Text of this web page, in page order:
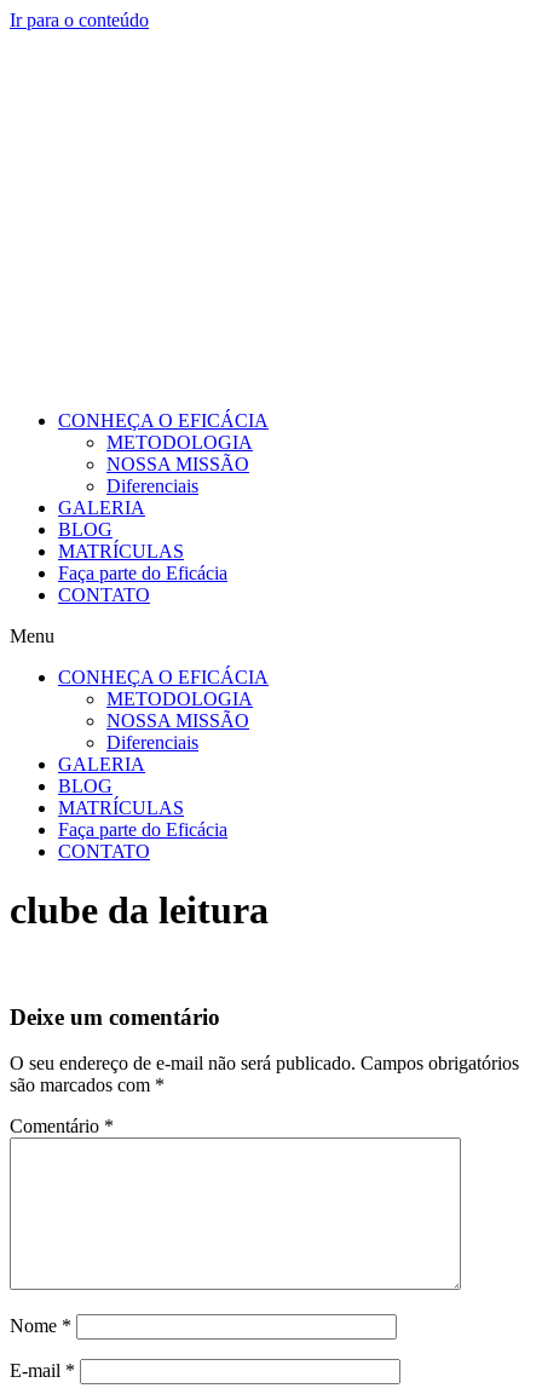
Ir para o conteúdo
CONHEÇA O EFICÁCIA
METODOLOGIA
NOSSA MISSÃO
Diferenciais
GALERIA
BLOG
MATRÍCULAS
Faça parte do Eficácia
CONTATO
Menu
CONHEÇA O EFICÁCIA
METODOLOGIA
NOSSA MISSÃO
Diferenciais
GALERIA
BLOG
MATRÍCULAS
Faça parte do Eficácia
CONTATO
clube da leitura
Deixe um comentário
O seu endereço de e-mail não será publicado. Campos obrigatórios
são marcados com *
Comentário *
Nome *
E-mail *